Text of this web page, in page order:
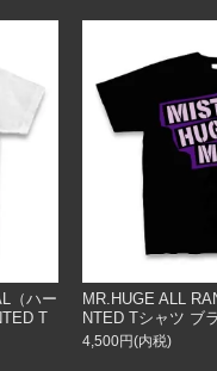
（ハー
T
MR.HUGE ALL
NTED Tシャツ ブ
4,500円(内税)